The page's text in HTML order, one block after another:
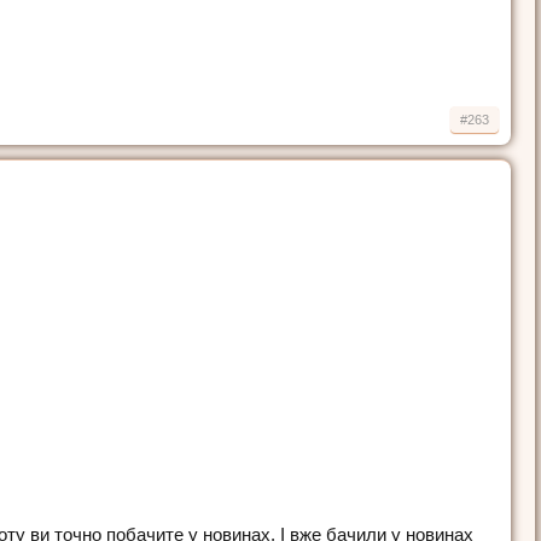
#263
ви точно побачите у новинах. І вже бачили у новинах